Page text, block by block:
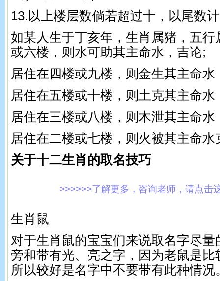
13.以上楼层数倘若超过十，以尾数
如某人生于丁亥年，生肖属猪，五行
或六楼，则水可助其主命水，吉论;
居住在四楼或九楼，则金生其主命水
居住在五楼或十楼，则土克其主命水
居住在三楼或八楼，则木泄其主命水
居住在二楼或七楼，则火被其主命
关于十二生肖的取名技巧
>>>>>>了解更多，咨询老师，请点击
生肖鼠
对于生肖鼠的宝宝们来说取名字尽
旁和带有光、亮之字，因为老鼠是比
所以较好是名字中不要带有此种情况